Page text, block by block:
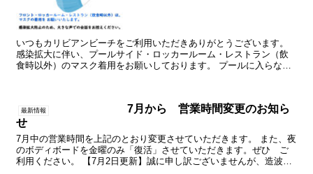
いつもカリビアンビーチをご利用いただきありがとうございます。
感染拡大に伴い、プールサイド・ロッカールーム・レストラン（飲
食時以外）のマスク着用をお願いしております。 プールに入らない
最新情報
7月から 営業時間変更のお知ら
せ
7月中の営業時間を上記のとおり変更させていただきます。 また、夜
のボディボードを金曜のみ「復活」させていただきます。ぜひ ご
利用ください。 【7月2日更新】誠に申し訳ございませんが、造波装